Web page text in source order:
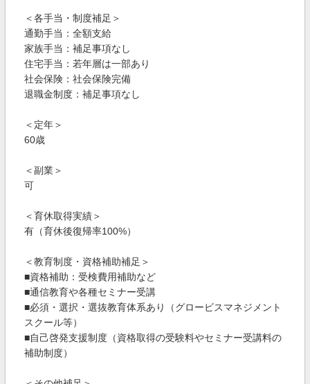
＜各手当・制度補足＞
通勤手当：全額支給
家族手当：補足事項なし
住宅手当：若年層は一部あり
社会保険：社会保険完備
退職金制度：補足事項なし
＜定年＞
60歳
＜副業＞
可
＜育休取得実績＞
有（育休後復帰率100%）
＜教育制度・資格補助補足＞
■資格補助：受検費用補助など
■通信教育や各種セミナー受講
■必須・選択・選抜教育体系あり（グロービスマネジメント
スクール等）
■自己啓発支援制度（資格取得の受験料やセミナー受講料の
補助制度）